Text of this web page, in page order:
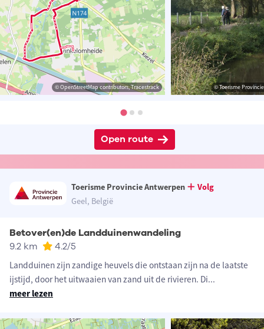
© OpenStreetMap contributors, Tracestrack © Toerisme
Open route
Toerisme Provincie Antwerpen
Volg
Geel, België
Betover(en)de Landduinenwandeling
9.2 km 4.2/5
Landduinen zijn zandige heuvels die ontstaan zijn na de laatste
ijstijd, door het uitwaaien van zand uit de rivieren. Di...
meer lezen